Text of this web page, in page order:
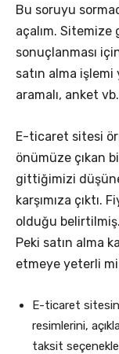
Bu soruyu
açalım. Sitemize
sonuçlanması
satın alma
aramalı, anket
E-ticaret sitesi
önümüze çıkan
gittiğimizi
karşımıza çıktı.
olduğu
Peki satın alma
etmeye yeterli
E-ticaret
resimlerini,
taksit